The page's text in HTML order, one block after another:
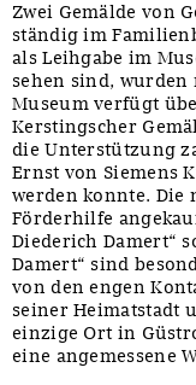
Zwei Gemälde von
ständig im
als Leihgabe im
sehen sind, wurden
Museum verfügt
Kerstingscher
die Unterstützung
Ernst von Siemens
werden konnte. Die
Förderhilfe
Diederich Damert“
Damert“ sind
von den engen
seiner Heimatstadt
einzige Ort in
eine angemessene